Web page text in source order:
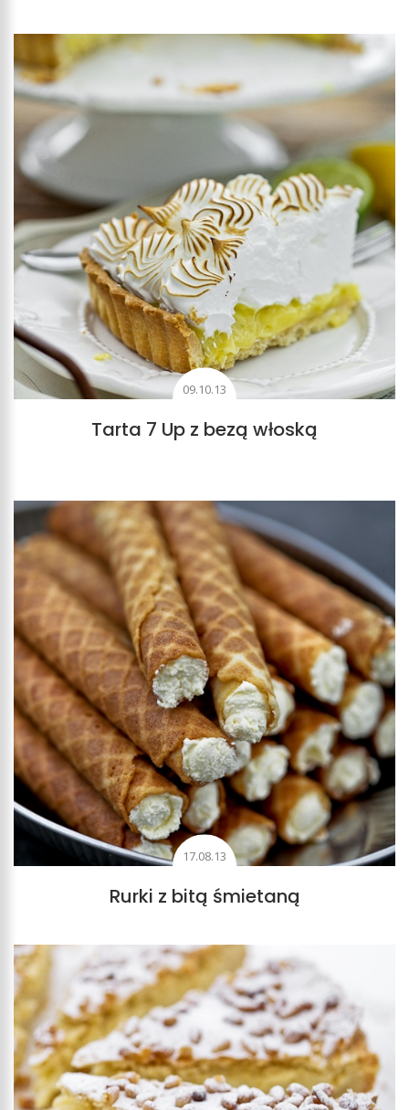
09.10.13
Tarta 7 Up z bezą włoską
17.08.13
Rurki z bitą śmietaną